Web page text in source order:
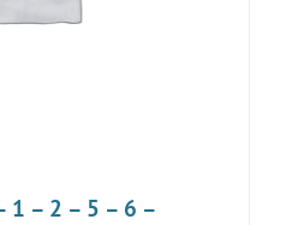
1 – 2 – 5 – 6 –